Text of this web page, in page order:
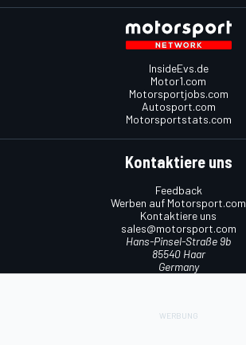
InsideEvs.de
Motor1.com
Motorsportjobs.com
Autosport.com
Motorsportstats.com
Kontaktiere uns
Feedback
Werben auf Motorsport.com
Kontaktiere uns
sales@motorsport.com
Hans-Pinsel-Straße 9b
85540 Haar
Germany
Utiq verwalten